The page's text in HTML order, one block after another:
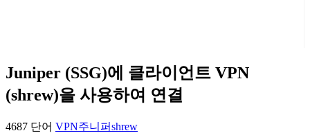
Juniper (SSG)에 클라이언트 VPN
(shrew)을 사용하여 연결
4687 단어 VPN주니퍼shrew